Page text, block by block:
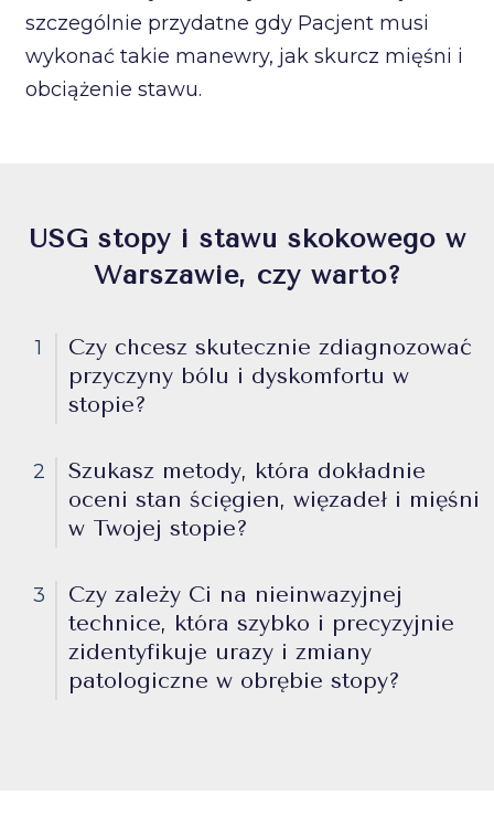
szczególnie przydatne gdy Pacjent musi
wykonać takie manewry, jak skurcz mięśni i
obciążenie stawu.
USG stopy i stawu skokowego w
Warszawie, czy warto?
1
Czy chcesz skutecznie zdiagnozować
przyczyny bólu i dyskomfortu w
stopie?
2
Szukasz metody, która dokładnie
oceni stan ścięgien, więzadeł i mięśni
w Twojej stopie?
3
Czy zależy Ci na nieinwazyjnej
technice, która szybko i precyzyjnie
zidentyfikuje urazy i zmiany
patologiczne w obrębie stopy?